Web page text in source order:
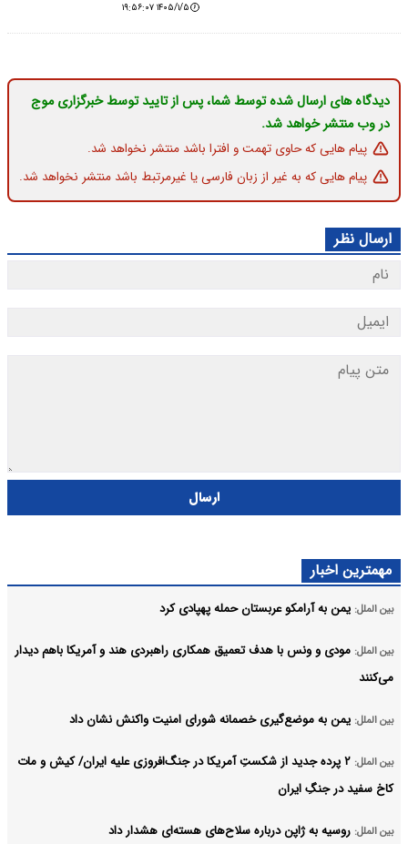
۱۴۰۵/۱/۵ ۱۹:۵۶:۰۷
دیدگاه های ارسال شده توسط شما، پس از تایید توسط خبرگزاری موج
در وب منتشر خواهد شد.
پیام هایی که حاوی تهمت و افترا باشد منتشر نخواهد شد.
پیام هایی که به غیر از زبان فارسی یا غیرمرتبط باشد منتشر نخواهد شد.
ارسال نظر
ارسال
مهمترین اخبار
بین الملل: یمن به آرامکو عربستان حمله پهپادی کرد
بین الملل: مودی و ونس با هدف تعمیق همکاری راهبردی هند و آمریکا باهم دیدار
می‌کنند
بین الملل: یمن به موضع‌گیری خصمانه شورای امنیت واکنش نشان داد
بین الملل:
۲ پرده جدید از شکستِ آمریکا در جنگ‌افروزی علیه ایران/ کیش و مات
کاخ سفید در جنگِ ایران
بین الملل: روسیه به ژاپن درباره سلاح‌های هسته‌ای هشدار داد